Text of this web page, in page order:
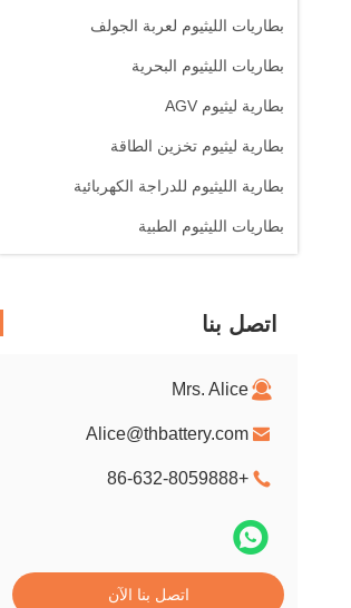
بطاريات الليثيوم لعربة الجولف
بطاريات الليثيوم البحرية
بطارية ليثيوم AGV
بطارية ليثيوم تخزين الطاقة
بطارية الليثيوم للدراجة الكهربائية
بطاريات الليثيوم الطبية
اتصل بنا
Mrs. Alice
Alice@thbattery.com
+86-632-8059888
اتصل بنا الآن